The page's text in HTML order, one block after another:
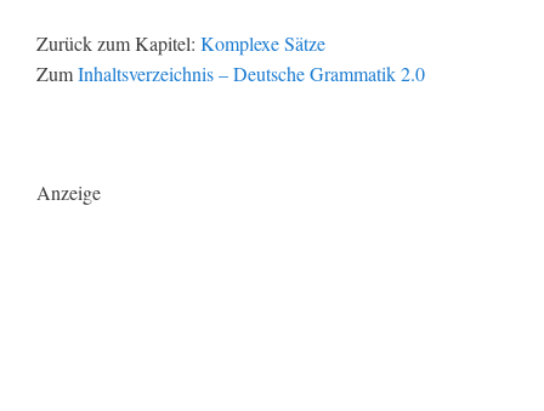
Zurück zum Kapitel: Komplexe Sätze
ZumInhaltsverzeichnis – Deutsche Grammatik 2.0
Anzeige